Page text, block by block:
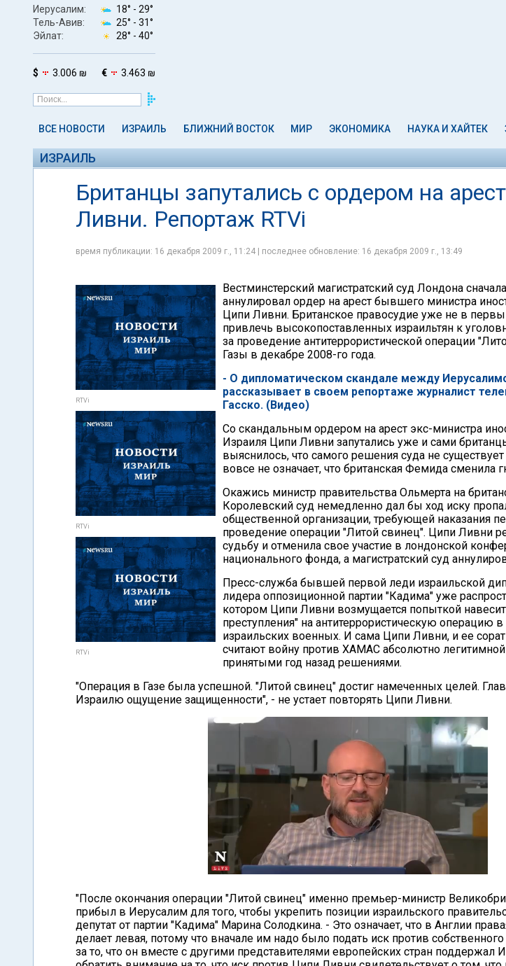
Иерусалим: 18° - 29°
Тель-Авив:
25° - 31°
Эйлат:
28° - 40°
$ 3.006 ₪ € 3.463 ₪
ВСЕ НОВОСТИ ИЗРАИЛЬ БЛИЖНИЙ ВОСТОК МИР ЭКОНОМИКА НАУКА И ХАЙТЕК
ИЗРАИЛЬ
Британцы запутались с ордером на
Ливни. Репортаж RTVi
время публикации: 16 декабря 2009 г., 11:24 | последнее обновление: 16 декабря 2009 г., 13:49
RTVi
RTVi
RTVi
Вестминстерский магистратский суд Лондона
аннулировал ордер на арест бывшего министра
Ципи Ливни. Британское правосудие уже не в
привлечь высокопоставленных израильтян к
за проведение антитеррористической операции
Газы в декабре 2008-го года.
- О дипломатическом скандале между
рассказывает в своем репортаже журналист
Гасско. (Видео)
Со скандальным ордером на арест экс-министра
Израиля Ципи Ливни запутались уже и сами
выяснилось, что самого решения суда не
вовсе не означает, что британская Фемида сменила
Окажись министр правительства Ольмерта на
Королевский суд немедленно дал бы ход иску
общественной организации, требующей наказания
проведение операции "Литой свинец". Ципи Ливни
судьбу и отменила свое участие в лондонской
национального фонда, а магистратский суд
Пресс-служба бывшей первой леди израильской
лидера оппозиционной партии "Кадима" уже
котором Ципи Ливни возмущается попыткой
преступления" на антитеррористическую операцию в
израильских военных. И сама Ципи Ливни, и ее
считают войну против ХАМАС абсолютно легитимной
принятыми год назад решениями.
"Операция в Газе была успешной. "Литой свинец" достиг намеченных целей.
Израилю ощущение защищенности", - не устает повторять Ципи Ливни.
"После окончания операции "Литой свинец" именно премьер-министр
прибыл в Иерусалим для того, чтобы укрепить позиции израильского
депутат от партии "Кадима" Марина Солодкина. - Это означает, что в Англии
делает левая, потому что вначале им надо было подать иск против
за то, что он вместе с другими представителями европейских стран поддержал